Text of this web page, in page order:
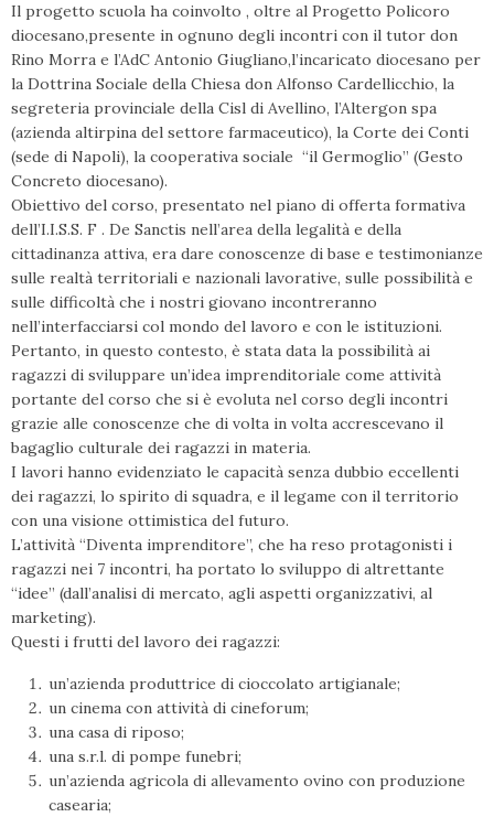
Il progetto scuola ha coinvolto , oltre al Progetto Policoro
diocesano,presente in ognuno degli incontri con il tutor don
Rino Morra e l’AdC Antonio Giugliano,l’incaricato diocesano per
la Dottrina Sociale della Chiesa don Alfonso Cardellicchio, la
segreteria provinciale della Cisl di Avellino, l’Altergon spa
(azienda altirpina del settore farmaceutico), la Corte dei Conti
(sede di Napoli), la cooperativa sociale “il Germoglio” (Gesto
Concreto diocesano).
Obiettivo del corso, presentato nel piano di offerta formativa
dell’I.I.S.S. F . De Sanctis nell’area della legalità e della
cittadinanza attiva, era dare conoscenze di base e testimonianze
sulle realtà territoriali e nazionali lavorative, sulle possibilità e
sulle difficoltà che i nostri giovano incontreranno
nell’interfacciarsi col mondo del lavoro e con le istituzioni.
Pertanto, in questo contesto, è stata data la possibilità ai
ragazzi di sviluppare un’idea imprenditoriale come attività
portante del corso che si è evoluta nel corso degli incontri
grazie alle conoscenze che di volta in volta accrescevano il
bagaglio culturale dei ragazzi in materia.
I lavori hanno evidenziato le capacità senza dubbio eccellenti
dei ragazzi, lo spirito di squadra, e il legame con il territorio
con una visione ottimistica del futuro.
L’attività “Diventa imprenditore”, che ha reso protagonisti i
ragazzi nei 7 incontri, ha portato lo sviluppo di altrettante
“idee” (dall’analisi di mercato, agli aspetti organizzativi, al
marketing).
Questi i frutti del lavoro dei ragazzi:
un’azienda produttrice di cioccolato artigianale;
un cinema con attività di cineforum;
una casa di riposo;
una s.r.l. di pompe funebri;
un’azienda agricola di allevamento ovino con produzione
casearia;